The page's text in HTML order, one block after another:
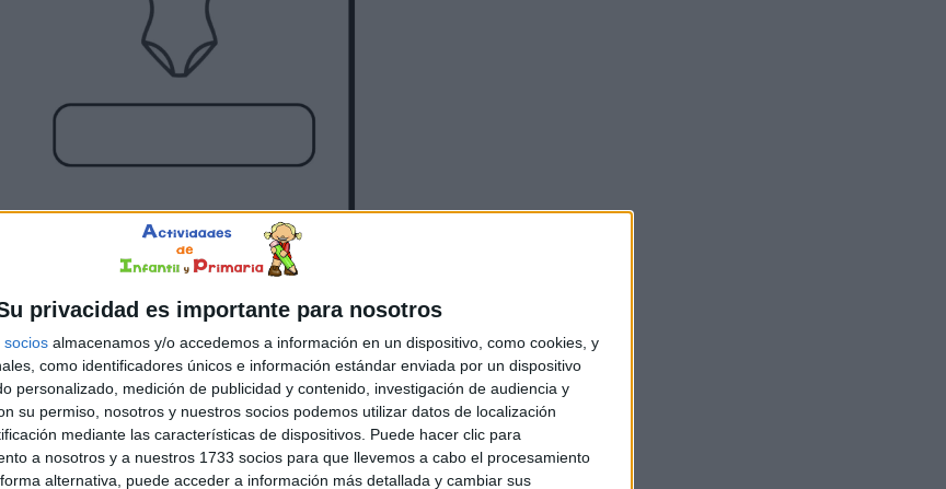
privacidad es importante para nosotros
socios almacenamos y/o accedemos a información en un dispositivo, como cookies, y
como identificadores únicos e información estándar enviada por un dispositivo
personalizado, medición de publicidad y contenido, investigación de audiencia y
su permiso, nosotros y nuestros socios podemos utilizar datos de localización
mediante las características de dispositivos. Puede hacer clic para
a nosotros y a nuestros 1733 socios para que llevemos a cabo el procesamiento
alternativa, puede acceder a información más detallada y cambiar sus